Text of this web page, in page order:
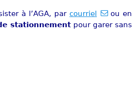
à l’AGA, parcourriel
ou en
stationnementpour garer sans